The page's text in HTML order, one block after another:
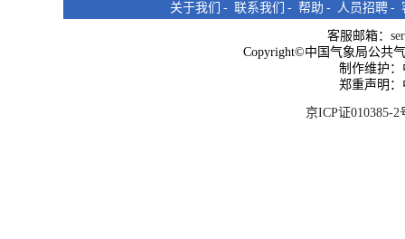
关于我们 - 联系我们 - 帮助 - 人员招聘 -
客服邮箱：
Copyright©中国气象局公共
制作维护
郑重声明
京ICP证010385-2